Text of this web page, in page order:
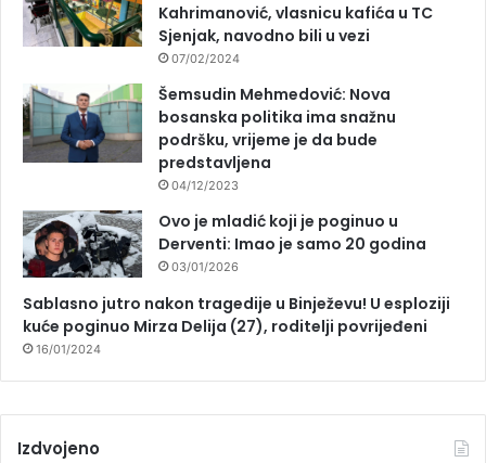
Kahrimanović, vlasnicu kafića u TC
Sjenjak, navodno bili u vezi
07/02/2024
Šemsudin Mehmedović: Nova
bosanska politika ima snažnu
podršku, vrijeme je da bude
predstavljena
04/12/2023
Ovo je mladić koji je poginuo u
Derventi: Imao je samo 20 godina
03/01/2026
Sablasno jutro nakon tragedije u Binježevu! U esploziji
kuće poginuo Mirza Delija (27), roditelji povrijeđeni
16/01/2024
Izdvojeno